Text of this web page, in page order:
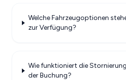
Welche Fahrzeugoptionen
zur Verfügung?
Wie funktioniert die
der Buchung?